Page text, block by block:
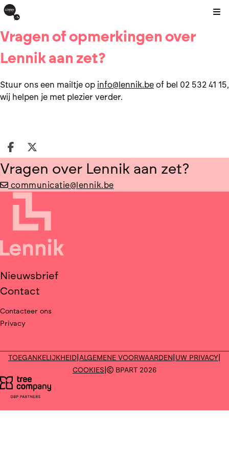
Vragen of opmerkingen over
Lennik aan zet?
Stuur ons een mailtje op info@lennik.be of bel 02 532 41 15,
wij helpen je met plezier verder.
Deel op facebook
Deel op X
Vragen over Lennik aan zet?
communicatie@lennik.be
Nieuwsbrief
Contact
Contacteer ons
Privacy
Deel op facebook
Deel op X
TOEGANKELIJKHEID ALGEMENE VOORWAARDEN UW PRIVACY
COOKIES BPART 2026